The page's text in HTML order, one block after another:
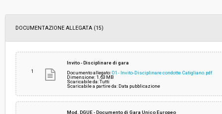
Data pubblicazione:
Svolgimento:
Responsabile attuale:
UNIONE MONTANA DEI COMUNI DELLA
TOSCANA - Ufficio Gare
DOCUMENTAZIONE ALLEGATA (15)
1
Invito - Disciplinare di gara
Documento allegato:01 - Invito-Disciplinare condotte Catigliano.pdf
Dimensione: 1.63 MB
Scaricabile da: Tutti
Scaricabile a partire da: Data pubblicazione
Mod. DGUE - Documento di Gara Unico Europeo